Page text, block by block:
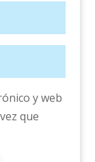
y web
que